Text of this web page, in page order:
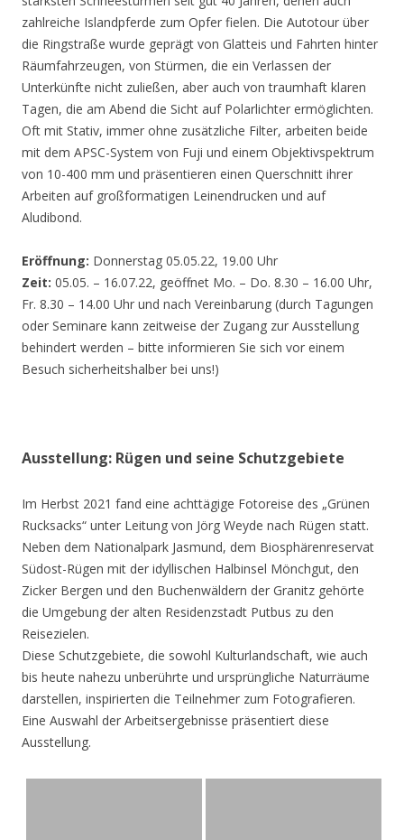
zahlreiche Islandpferde zum Opfer fielen. Die Autotour über
die Ringstraße wurde geprägt von Glatteis und Fahrten hinter
Räumfahrzeugen, von Stürmen, die ein Verlassen der
Unterkünfte nicht zuließen, aber auch von traumhaft klaren
Tagen, die am Abend die Sicht auf Polarlichter ermöglichten.
Oft mit Stativ, immer ohne zusätzliche Filter, arbeiten beide
mit dem APSC-System von Fuji und einem Objektivspektrum
von 10-400 mm und präsentieren einen Querschnitt ihrer
Arbeiten auf großformatigen Leinendrucken und auf
Aludibond.
Eröffnung: Donnerstag 05.05.22, 19.00 Uhr
Zeit: 05.05. – 16.07.22, geöffnet Mo. – Do. 8.30 – 16.00 Uhr,
Fr. 8.30 – 14.00 Uhr und nach Vereinbarung (durch Tagungen
oder Seminare kann zeitweise der Zugang zur Ausstellung
behindert werden – bitte informieren Sie sich vor einem
Besuch sicherheitshalber bei uns!)
Ausstellung: Rügen und seine Schutzgebiete
Im Herbst 2021 fand eine achttägige Fotoreise des „Grünen
Rucksacks“ unter Leitung von Jörg Weyde nach Rügen statt.
Neben dem Nationalpark Jasmund, dem Biosphärenreservat
Südost-Rügen mit der idyllischen Halbinsel Mönchgut, den
Zicker Bergen und den Buchenwäldern der Granitz gehörte
die Umgebung der alten Residenzstadt Putbus zu den
Reisezielen.
Diese Schutzgebiete, die sowohl Kulturlandschaft, wie auch
bis heute nahezu unberührte und ursprüngliche Naturräume
darstellen, inspirierten die Teilnehmer zum Fotografieren.
Eine Auswahl der Arbeitsergebnisse präsentiert diese
Ausstellung.